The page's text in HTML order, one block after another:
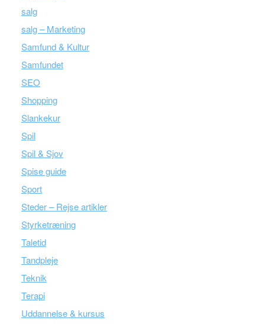
salg
salg – Marketing
Samfund & Kultur
Samfundet
SEO
Shopping
Slankekur
Spil
Spil & Sjov
Spise guide
Sport
Steder – Rejse artikler
Styrketræning
Taletid
Tandpleje
Teknik
Terapi
Uddannelse & kursus